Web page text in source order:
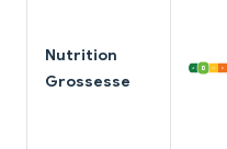
Nutrition
Grossesse